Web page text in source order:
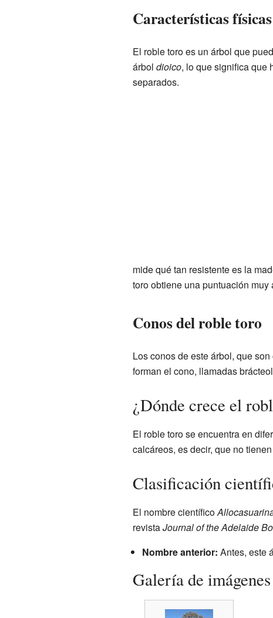
Características
El roble toro es un árbol que
árbol dioico, lo que significa que
separados.
mide qué tan resistente es la
toro obtiene una puntuación
Conos del roble toro
Los conos de este árbol, que
forman el cono, llamadas
¿Dónde crece el
El roble toro se encuentra en
calcáreos, es decir, que no
Clasificación
El nombre científico
revistaJournal of the Adelaide
Nombre anterior: Antes, este
Galería de imágenes